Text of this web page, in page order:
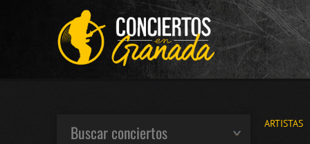
ARTISTAS
Buscar conciertos